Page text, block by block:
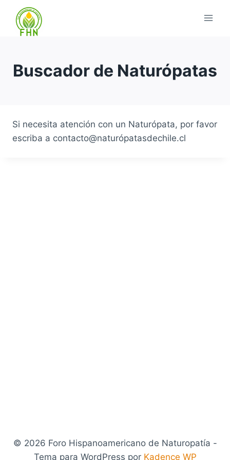
Buscador de Naturópatas
Si necesita atención con un Naturópata, por favor
escriba a contacto@naturópatasdechile.cl
© 2026 Foro Hispanoamericano de Naturopatía -
Tema para WordPress por Kadence WP